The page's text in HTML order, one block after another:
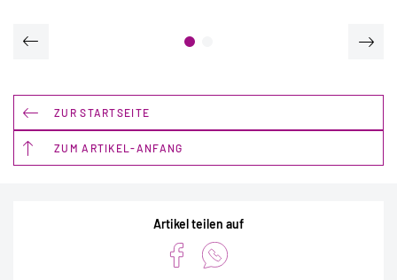
ZUR STARTSEITE
ZUM ARTIKEL-ANFANG
Artikel teilen auf